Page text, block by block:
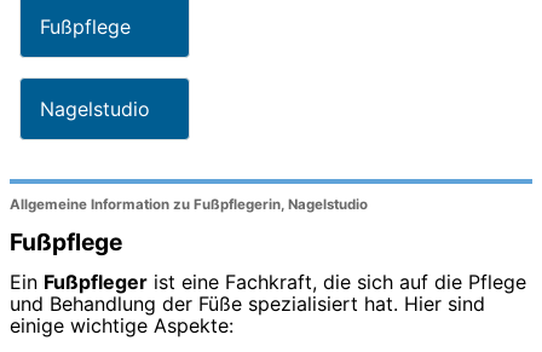
Fußpflege
Nagelstudio
Allgemeine Information zu Fußpflegerin, Nagelstudio
Fußpflege
Ein Fußpfleger ist eine Fachkraft, die sich auf die Pflege
und Behandlung der Füße spezialisiert hat. Hier sind
einige wichtige Aspekte: